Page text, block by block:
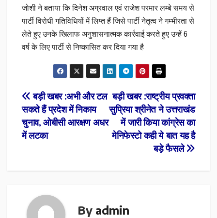
जोशी ने बताया कि दिनेश अग्रवाल एवं राजेश परमार लम्बे समय से
पार्टी विरोधी गतिविधियों में लिप्त हैं जिसे पार्टी नेतृत्व ने गम्भीरता से
लेते हुए उनके खिलाफ अनुशासनात्मक कार्रवाई करते हुए उन्हें 6
वर्ष के लिए पार्टी से निष्कासित कर दिया गया है
Post
navigation
बड़ी खबर :राष्ट्रीय प्रवक्ता
सुप्रिया श्रीनेत ने उत्तराखंड
में जारी किया कांग्रेस का
मेनिफेस्टो कही ये बात यह है
बड़े फैसले
बड़ी खबर :अभी और टल
सकते हैं प्रदेश में निकाय
चुनाव, ओबीसी आरक्षण अधर
में लटका
By admin